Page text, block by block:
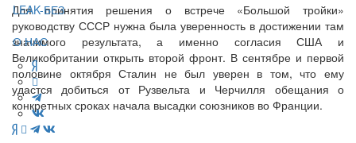
LEAK-БЕЗ
О НАС
Для принятия решения о встрече «Большой тройки»
руководству СССР нужна была уверенность в достижении там
значимого результата, а именно согласия США и
Великобритании открыть второй фронт. В сентябре и первой
половине октября Сталин не был уверен в том, что ему
удастся добиться от Рузвельта и Черчилля обещания о
конкретных сроках начала высадки союзников во Франции.